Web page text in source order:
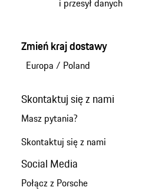
i przesył danych
Zmień kraj dostawy
Europa / Poland
Skontaktuj się z nami
Masz pytania?
Skontaktuj się z nami
Social Media
Połącz z Porsche